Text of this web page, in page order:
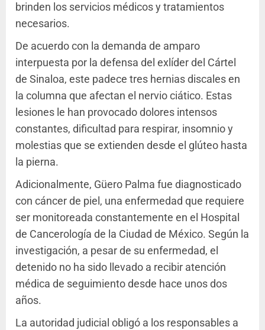
brinden los servicios médicos y tratamientos
necesarios.
De acuerdo con la demanda de amparo
interpuesta por la defensa del exlíder del Cártel
de Sinaloa, este padece tres hernias discales en
la columna que afectan el nervio ciático. Estas
lesiones le han provocado dolores intensos
constantes, dificultad para respirar, insomnio y
molestias que se extienden desde el glúteo hasta
la pierna.
Adicionalmente, Güero Palma fue diagnosticado
con cáncer de piel, una enfermedad que requiere
ser monitoreada constantemente en el Hospital
de Cancerología de la Ciudad de México. Según la
investigación, a pesar de su enfermedad, el
detenido no ha sido llevado a recibir atención
médica de seguimiento desde hace unos dos
años.
La autoridad judicial obligó a los responsables a